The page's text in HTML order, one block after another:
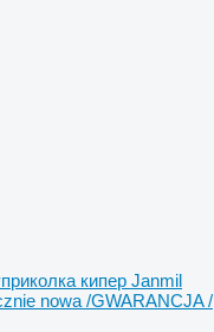
кипер Janmil
nowa /GWARANCJA /